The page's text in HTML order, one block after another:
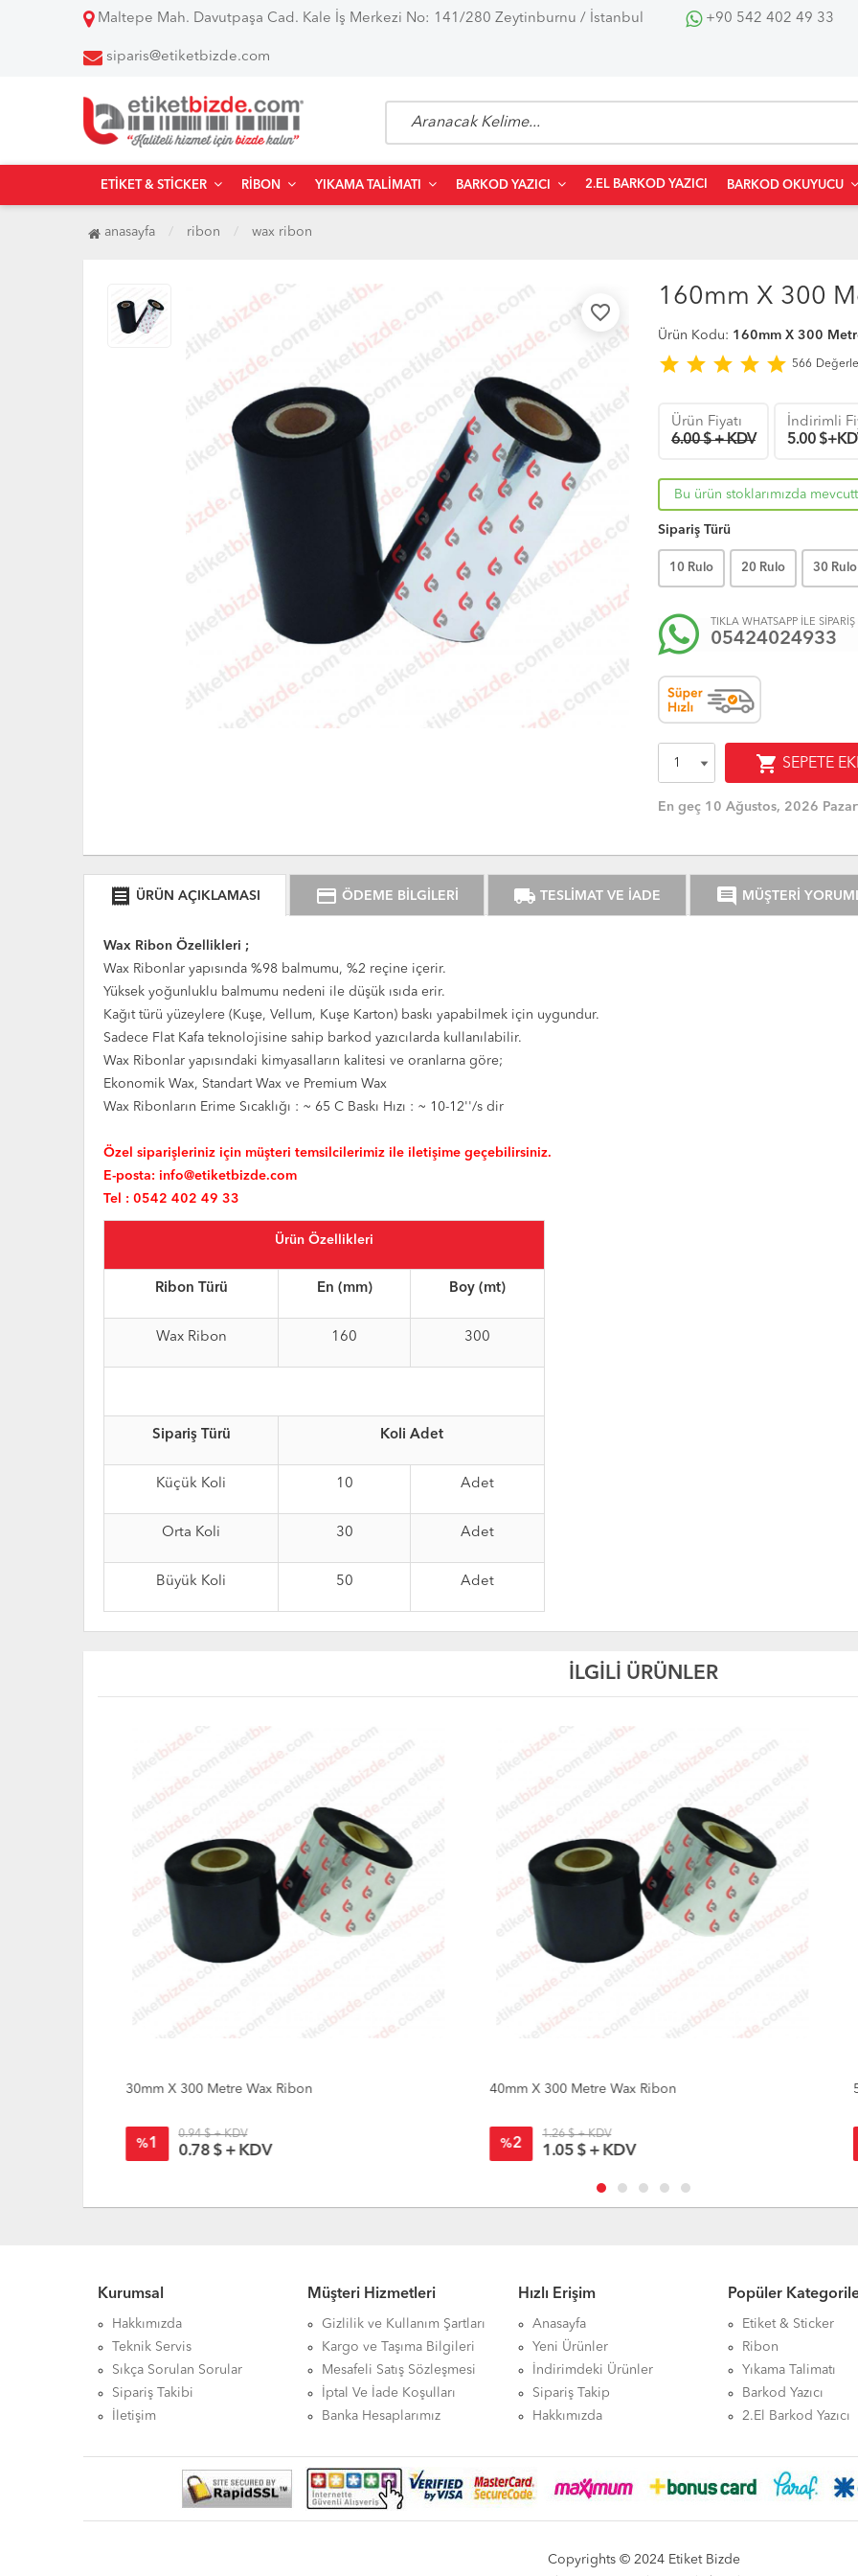
Maltepe Mah. Davutpaşa Cad. Kale İş Merkezi No: 141/280 Zeytinburnu / İstanbul +90 542 402 49 33
siparis@etiketbizde.com
ETIKET & STICKER RIBON YIKAMA TALIMATI BARKOD YAZICI 2.EL BARKOD YAZICI BARKOD OKUYUCU
anasayfa ribon wax ribon
favorite_border
160mm X 300
Ürün Kodu: 160mm X 300
star star star star star 566
Ürün Fiyatı
6.00 $ + KDV
İndirimli
5.00
Bu ürün stoklarımızda
Sipariş Türü
10 Rulo 20 Rulo 30 Rulo
TIKLA WHATSAPP İLE SİPARİŞ
05424024933
shopping_cart SEPETE
En geç 10 Ağustos, 2026
receipt ÜRÜN AÇIKLAMASI credit_card ÖDEME BİLGİLERİ local_shipping TESLİMAT VE İADE comment MÜŞTERİ
Wax Ribon Özellikleri ;
Wax Ribonlar yapısında %98 balmumu, %2 reçine içerir.
Yüksek yoğunluklu balmumu nedeni ile düşük ısıda erir.
Kağıt türü yüzeylere (Kuşe, Vellum, Kuşe Karton) baskı yapabilmek için uygundur.
Sadece Flat Kafa teknolojisine sahip barkod yazıcılarda kullanılabilir.
Wax Ribonlar yapısındaki kimyasalların kalitesi ve oranlarna göre;
Ekonomik Wax, Standart Wax ve Premium Wax
Wax Ribonların Erime Sıcaklığı : ~ 65 C Baskı Hızı : ~ 10-12''/s dir
Özel siparişleriniz için müşteri temsilcilerimiz ile iletişime geçebilirsiniz.
E-posta: info@etiketbizde.com
Tel : 0542 402 49 33
Ürün Özellikleri
Ribon Türü En (mm) Boy (mt)
Wax Ribon 160 300
Sipariş Türü Koli Adet
Küçük Koli 10 Adet
Orta Koli 30 Adet
Büyük Koli 50 Adet
İLGİLİ ÜRÜNLER
30mm X 300 Metre Wax Ribon
%1
0.94 $ + KDV
0.78 $ + KDV
40mm X 300 Metre Wax Ribon
%2
1.26 $ + KDV
1.05 $ + KDV
Kurumsal
Hakkımızda
Teknik Servis
Sıkça Sorulan Sorular
Sipariş Takibi
İletişim
Müşteri Hizmetleri
Gizlilik ve Kullanım Şartları
Kargo ve Taşıma Bilgileri
Mesafeli Satış Sözleşmesi
İptal Ve İade Koşulları
Banka Hesaplarımız
Hızlı Erişim
Anasayfa
Yeni Ürünler
İndirimdeki Ürünler
Sipariş Takip
Hakkımızda
Popüler
Etiket & Sticker
Ribon
Yıkama Talimatı
Barkod Yazıcı
2.El Barkod Yazıcı
Copyrights © 2024 Etiket Bizde